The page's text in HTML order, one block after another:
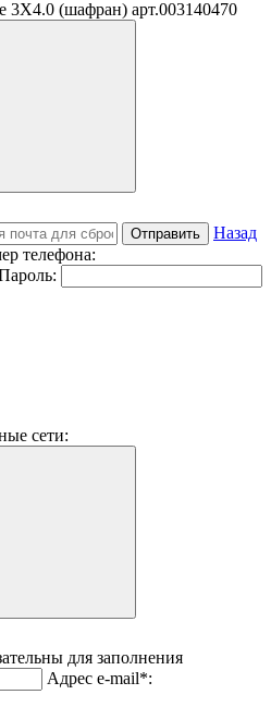
Отправить
Назад
телефона:
сети:
для заполнения
Адрес e-mail*: